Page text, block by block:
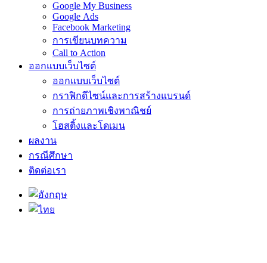
Google My Business
Google Ads
Facebook Marketing
การเขียนบทความ
Call to Action
ออกแบบเว็บไซต์
ออกแบบเว็บไซต์
กราฟิกดีไซน์และการสร้างแบรนด์
การถ่ายภาพเชิงพาณิชย์
โฮสติ้งและโดเมน
ผลงาน
กรณีศึกษา
ติดต่อเรา